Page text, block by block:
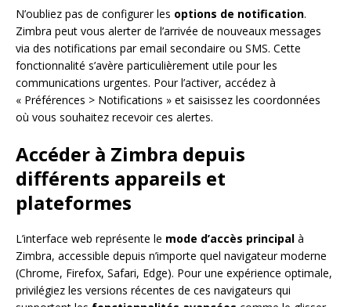
N’oubliez pas de configurer les options de notification.
Zimbra peut vous alerter de l’arrivée de nouveaux messages
via des notifications par email secondaire ou SMS. Cette
fonctionnalité s’avère particulièrement utile pour les
communications urgentes. Pour l’activer, accédez à
« Préférences > Notifications » et saisissez les coordonnées
où vous souhaitez recevoir ces alertes.
Accéder à Zimbra depuis
différents appareils et
plateformes
L’interface web représente le mode d’accès principal à
Zimbra, accessible depuis n’importe quel navigateur moderne
(Chrome, Firefox, Safari, Edge). Pour une expérience optimale,
privilégiez les versions récentes de ces navigateurs qui